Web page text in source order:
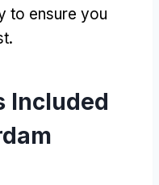
to ensure you
.
Included